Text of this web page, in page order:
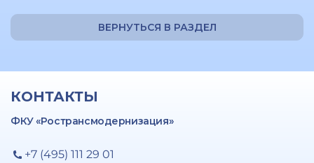
ВЕРНУТЬСЯ В РАЗДЕЛ
КОНТАКТЫ
ФКУ «Ространсмодернизация»
+7 (495) 111 29 01